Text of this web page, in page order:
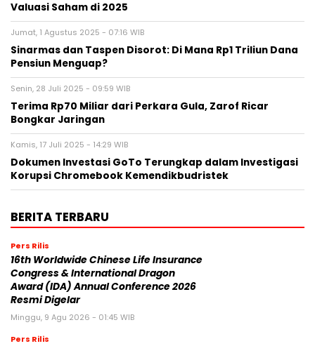
Valuasi Saham di 2025
Jumat, 1 Agustus 2025 - 07:16 WIB
Sinarmas dan Taspen Disorot: Di Mana Rp1 Triliun Dana
Pensiun Menguap?
Senin, 28 Juli 2025 - 09:59 WIB
Terima Rp70 Miliar dari Perkara Gula, Zarof Ricar
Bongkar Jaringan
Kamis, 17 Juli 2025 - 14:29 WIB
Dokumen Investasi GoTo Terungkap dalam Investigasi
Korupsi Chromebook Kemendikbudristek
BERITA TERBARU
Pers Rilis
16th Worldwide Chinese Life Insurance
Congress & International Dragon
Award (IDA) Annual Conference 2026
Resmi Digelar
Minggu, 9 Agu 2026 - 01:45 WIB
Pers Rilis